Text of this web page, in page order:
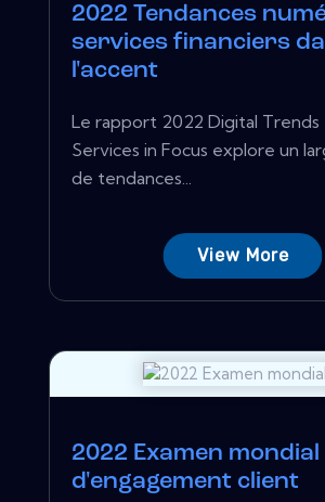
2022 Tendances
services financiers
l'accent
Le rapport 2022 Digital Trends
Services in Focus explore un
de tendances...
View More
2022 Examen mondial
d'engagement client